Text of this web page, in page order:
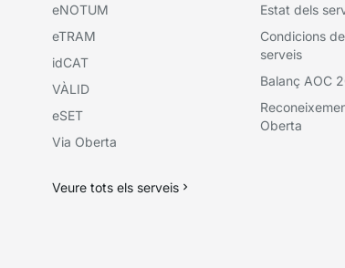
eNOTUM
eTRAM
idCAT
VÀLID
eSET
Via Oberta
Veure tots els serveis
Estat dels
Condicions
serveis
Balanç AOC
Oberta